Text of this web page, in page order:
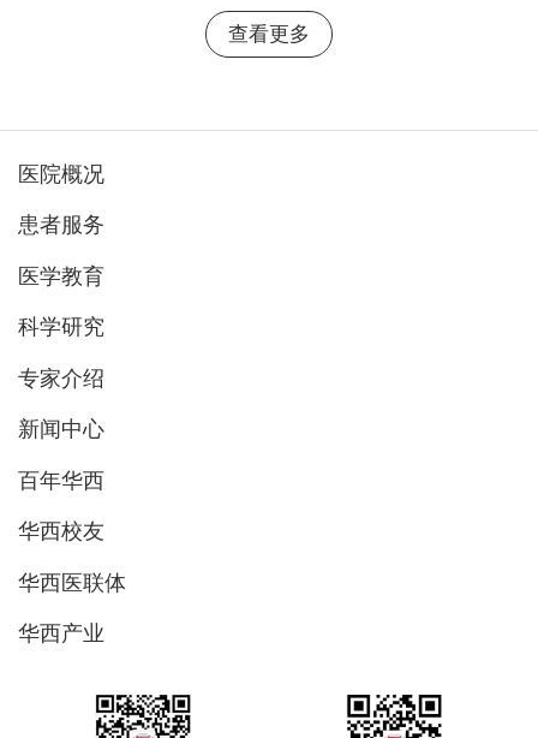
查看更多
医院概况
患者服务
医学教育
科学研究
专家介绍
新闻中心
百年华西
华西校友
华西医联体
华西产业